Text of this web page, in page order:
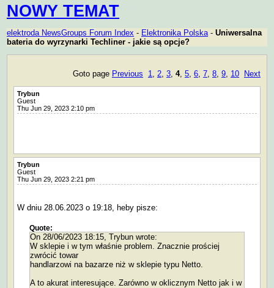
NOWY TEMAT
elektroda NewsGroups Forum Index - Elektronika Polska- Uniwersalna
bateria do wyrzynarki Techliner - jakie są opcje?
Goto page Previous 1, 2, 3, 4, 5, 6, 7, 8, 9, 10 Next
Trybun
Guest
Thu Jun 29, 2023 2:10 pm
Trybun
Guest
Thu Jun 29, 2023 2:21 pm
W dniu 28.06.2023 o 19:18, heby pisze:
Quote:
On 28/06/2023 18:15, Trybun wrote:
W sklepie i w tym właśnie problem. Znacznie prościej
zwrócić towar
handlarzowi na bazarze niż w sklepie typu Netto.
A to akurat interesujące. Zarówno w oklicznym Netto jak i w